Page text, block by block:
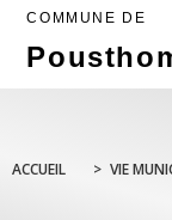
COMMUNE DE
ACCUEIL > VIE